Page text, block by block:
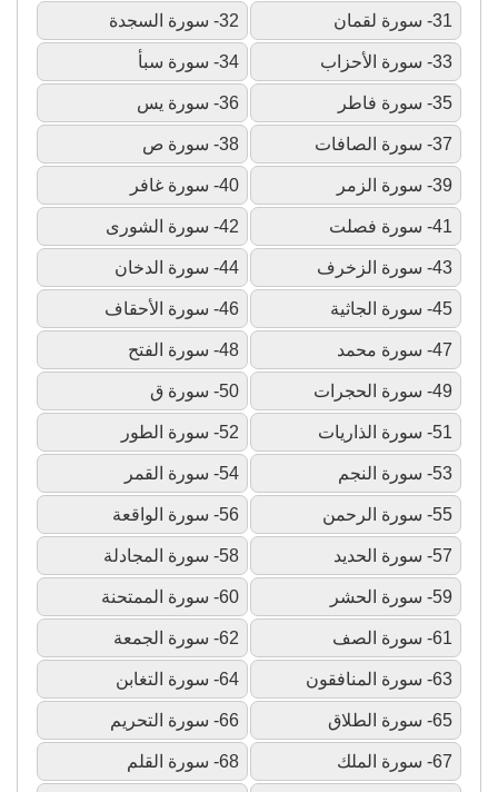
31- سورة لقمان 32- سورة السجدة
33- سورة الأحزاب 34- سورة سبأ
35- سورة فاطر 36- سورة يس
37- سورة الصافات 38- سورة ص
39- سورة الزمر 40- سورة غافر
41- سورة فصلت 42- سورة الشورى
43- سورة الزخرف 44- سورة الدخان
45- سورة الجاثية 46- سورة الأحقاف
47- سورة محمد 48- سورة الفتح
49- سورة الحجرات 50- سورة ق
51- سورة الذاريات 52- سورة الطور
53- سورة النجم 54- سورة القمر
55- سورة الرحمن 56- سورة الواقعة
57- سورة الحديد 58- سورة المجادلة
59- سورة الحشر 60- سورة الممتحنة
61- سورة الصف 62- سورة الجمعة
63- سورة المنافقون 64- سورة التغابن
65- سورة الطلاق 66- سورة التحريم
67- سورة الملك 68- سورة القلم